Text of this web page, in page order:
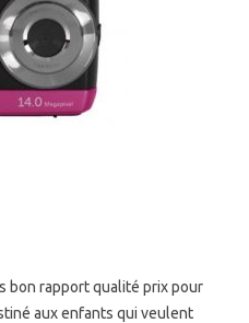
bon rapport qualité prix pour
aux enfants qui veulent